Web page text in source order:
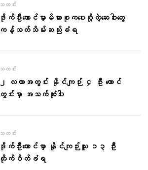
သတင်း
ဒိုက်ဦးထောင်မှာမိသားစုကပေးပို့တဲ့ဆေးဝါးတွေ
ကန့်သတ်သိမ်းဆည်းခံရ
သတင်း
၂ လတာအတွင်း နိုင်ကျဉ်း ၄ ဦး ထောင်
တွင်းမှာ အသက်ဆုံးပါး
သတင်း
ဒိုက်ဦးထောင်မှာ နိုင်ကျဉ်းသူ ၁၃ ဦး
တိုက်ပိတ်ခံရ